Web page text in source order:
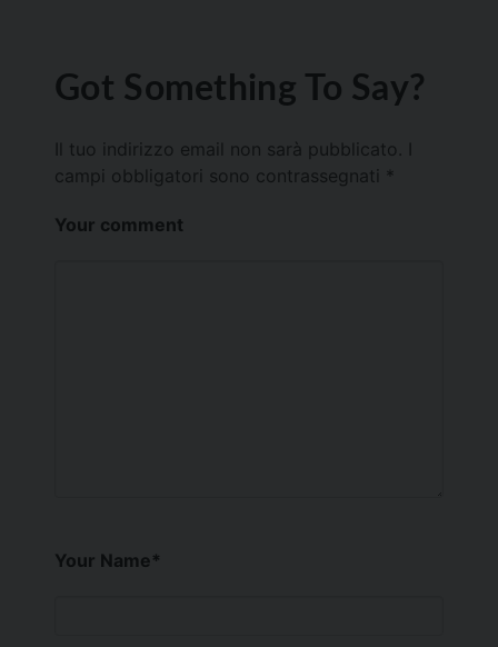
Got Something To Say?
Il tuo indirizzo email non sarà pubblicato.
campi obbligatori sono contrassegnati *
Your comment
Your Name*